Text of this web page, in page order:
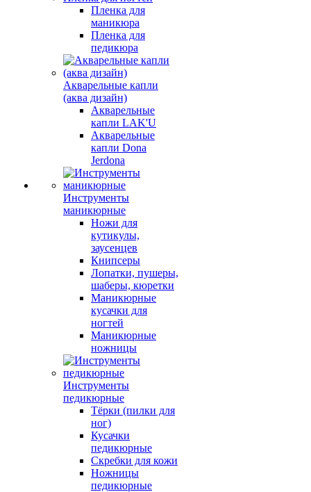
Пленка для
маникюра
Пленка для
педикюра
Акварельные капли
(аква дизайн)
Акварельные
капли LAK'U
Акварельные
капли Dona
Jerdona
Инструменты
маникюрные
Ножи для
кутикулы,
заусенцев
Книпсеры
Лопатки, пушеры,
шаберы, кюретки
Маникюрные
кусачки для
ногтей
Маникюрные
ножницы
Инструменты
педикюрные
Тёрки (пилки для
ног)
Кусачки
педикюрные
Скребки для кожи
Ножницы
педикюрные